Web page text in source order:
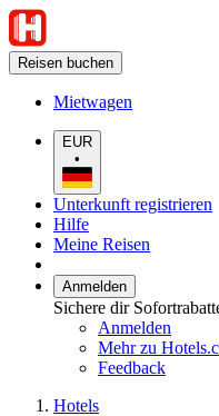
Reisen buchen
Mietwagen
EUR
•
Unterkunft registrieren
Hilfe
Meine Reisen
Anmelden
Sichere dir
Anmelden
Mehr zu
Feedback
Hotels